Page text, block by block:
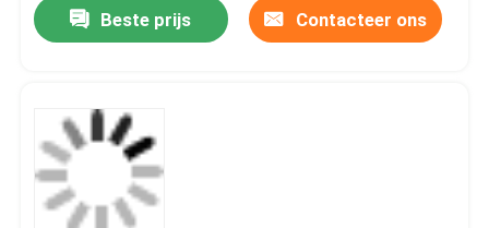
Beste prijs Contacteer ons